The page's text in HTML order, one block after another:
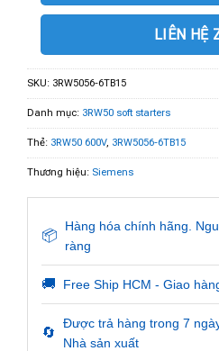
LIÊN HỆ
SKU: 3RW5056-6TB15
Danh mục: 3RW50 soft starters
Thẻ: 3RW50 600V, 3RW5056-6TB15
Thương hiệu: Siemens
📦
Hàng hóa chính hãng.
ràng
🚚 Free Ship HCM - Giao
🔄
Được trả hàng trong 7
Nhà sản xuất